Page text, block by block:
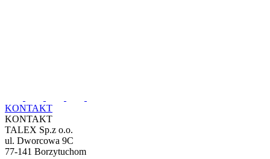
KONTAKT
KONTAKT
TALEX Sp.z o.o.
ul. Dworcowa 9C
77-141 Borzytuchom